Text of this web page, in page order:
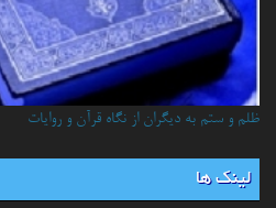
ظلم و ستم به دیگران از نگاه قرآن و روایات
لینک ها